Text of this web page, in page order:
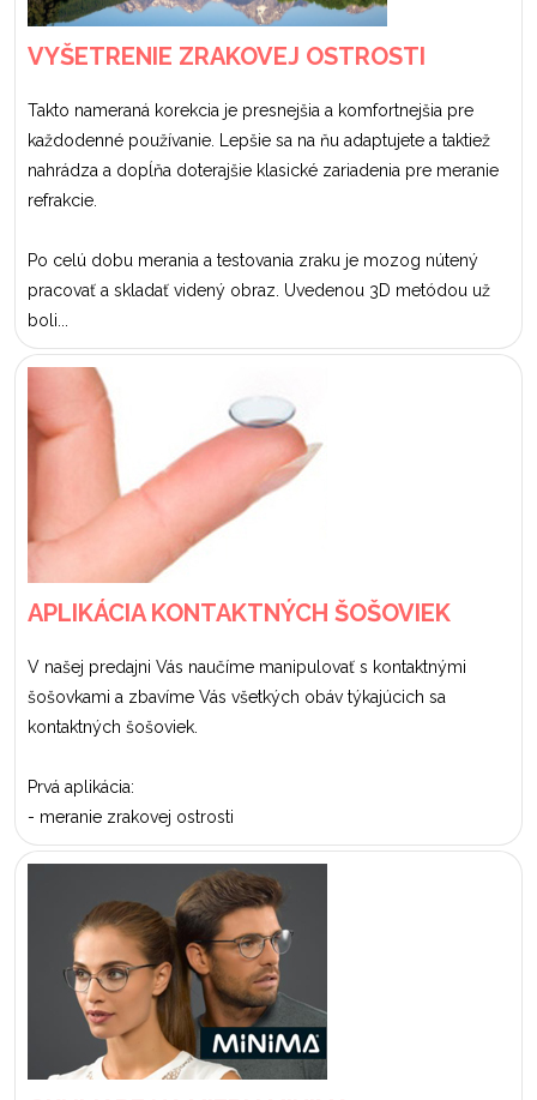
VYŠETRENIE ZRAKOVEJ OSTROSTI
Takto nameraná korekcia je presnejšia a komfortnejšia pre
každodenné používanie. Lepšie sa na ňu adaptujete a taktiež
nahrádza a dopĺňa doterajšie klasické zariadenia pre meranie
refrakcie.
Po celú dobu merania a testovania zraku je mozog nútený
pracovať a skladať videný obraz. Uvedenou 3D metódou už
boli...
APLIKÁCIA KONTAKTNÝCH ŠOŠOVIEK
V našej predajni Vás naučíme manipulovať s kontaktnými
šošovkami a zbavíme Vás všetkých obáv týkajúcich sa
kontaktných šošoviek.
Prvá aplikácia:
- meranie zrakovej ostrosti